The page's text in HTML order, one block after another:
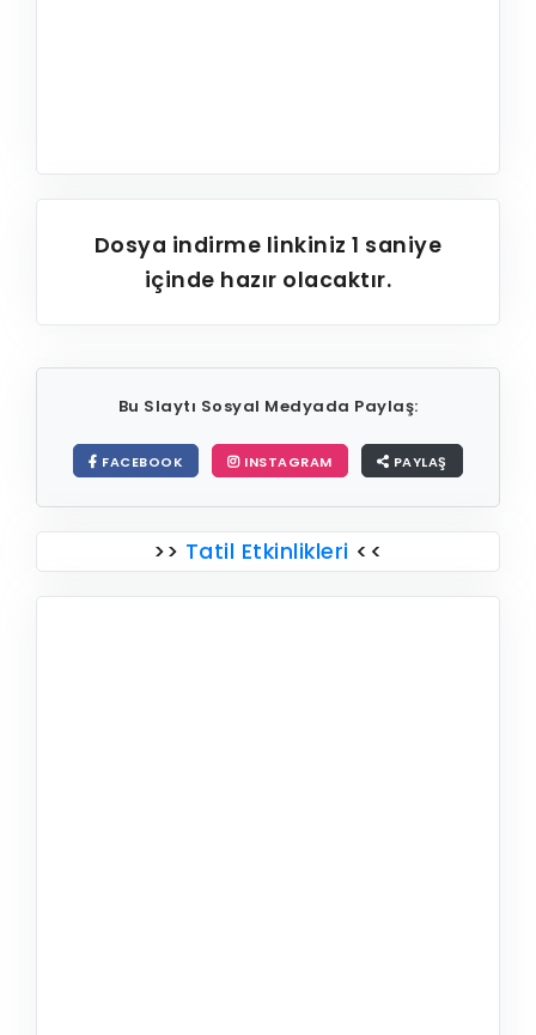
Dosya indirme linkiniz1 saniye
içinde hazır olacaktır.
Bu Slaytı Sosyal Medyada Paylaş:
FACEBOOK INSTAGRAM PAYLAŞ
>> Tatil Etkinlikleri <<